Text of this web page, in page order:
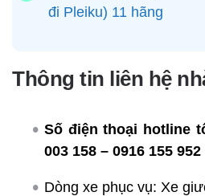
đi Pleiku) 11 hãng
Thông tin liên hệ
Số điện thoại hotline
003 158 – 0916 155 952
Dòng xe phục vụ: Xe